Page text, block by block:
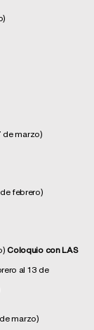
de marzo)
febrero)
Coloquio con LAS
al 13 de
marzo)